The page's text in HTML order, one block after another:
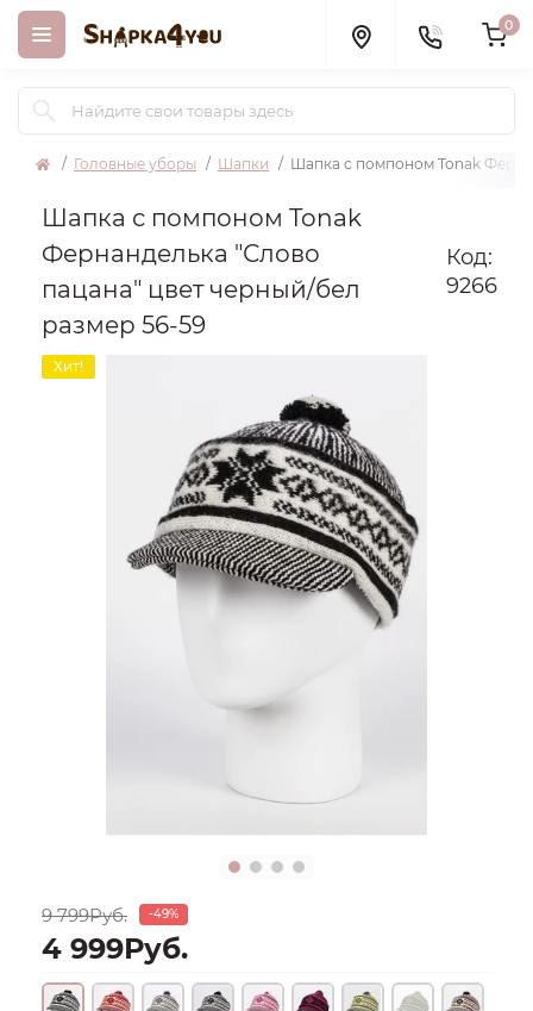
0
Головные уборы Шапки Шапка с помпоном Tonak
Шапка с помпоном Tonak
Фернанделька "Слово
пацана" цвет черный/бел
размер 56-59
Код:
9266
Хит!
9 799Руб. -49%
4 999Руб.